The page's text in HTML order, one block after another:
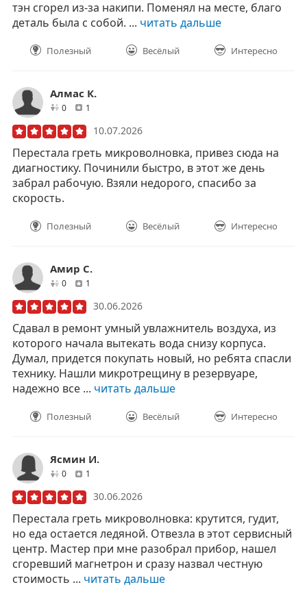
тэн сгорел из-за накипи. Поменял на месте, благо
деталь была с собой. ... читать дальше
Полезный Весёлый Интересно
Алмас К.
0друзей1
10.07.2026
Перестала греть микроволновка, привез сюда на
диагностику. Починили быстро, в этот же день
забрал рабочую. Взяли недорого, спасибо за
скорость.
Полезный Весёлый Интересно
Амир С.
0друзей1
30.06.2026
Сдавал в ремонт умный увлажнитель воздуха, из
которого начала вытекать вода снизу корпуса.
Думал, придется покупать новый, но ребята спасли
технику. Нашли микротрещину в резервуаре,
надежно все ... читать дальше
Полезный Весёлый Интересно
Ясмин И.
0друзей1
30.06.2026
Перестала греть микроволновка: крутится, гудит,
но еда остается ледяной. Отвезла в этот сервисный
центр. Мастер при мне разобрал прибор, нашел
сгоревший магнетрон и сразу назвал честную
стоимость ... читать дальше